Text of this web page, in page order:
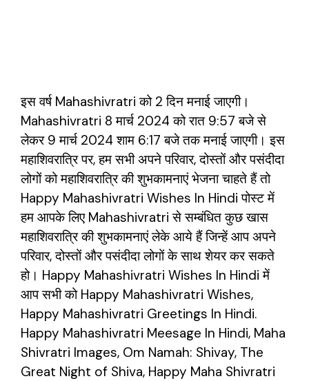
इस वर्ष Mahashivratri को 2 दिन मनाई जाएगी।
Mahashivratri 8 मार्च 2024 को रात 9:57 बजे से
लेकर 9 मार्च 2024 शाम 6:17 बजे तक मनाई जाएगी। इस
महाशिवरात्रि पर, हम सभी अपने परिवार, दोस्तों और पसंदीदा
लोगों को महाशिवरात्रि की शुभकामनाएं भेजना चाहते हैं तो
Happy Mahashivratri Wishes In Hindi पोस्ट में
हम आपके लिए Mahashivratri से सम्बंधित कुछ खास
महाशिवरात्रि की शुभकामनाएं लेके आये हैं जिन्हें आप अपने
परिवार, दोस्तों और पसंदीदा लोगों के साथ शेयर कर सकते
हो। Happy Mahashivratri Wishes In Hindi में
आप सभी को Happy Mahashivratri Wishes,
Happy Mahashivratri Greetings In Hindi.
Happy Mahashivratri Meesage In Hindi, Maha
Shivratri Images, Om Namah: Shivay, The
Great Night of Shiva, Happy Maha Shivratri